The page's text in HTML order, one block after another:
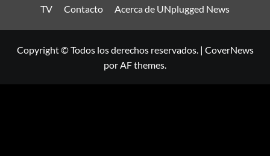
TV Contacto Acerca de UNplugged News
Copyright © Todos los derechos reservados. | CoverNews
por AF themes.